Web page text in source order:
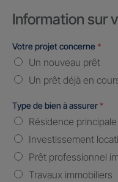
Information sur
Votre projet concerne *
Un nouveau prêt
Un prêt déjà en
Type de bien à assurer *
Résidence
Investissement
Prêt professionnel
Travaux immobiliers